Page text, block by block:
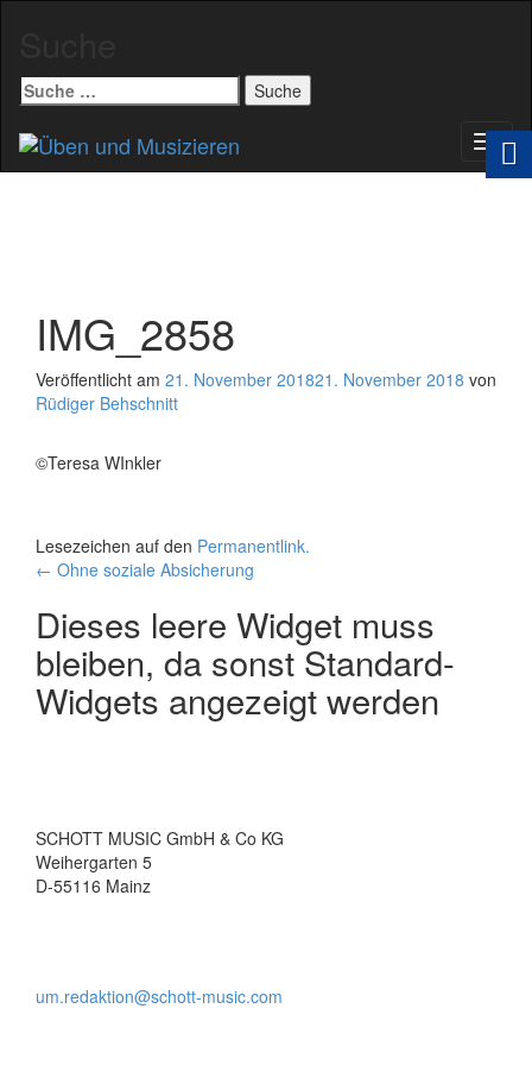
Suche
nach:
IMG_2858
Veröffentlicht am 21. November 201821. November 2018 von
Rüdiger Behschnitt
©Teresa WInkler
Lesezeichen auf den Permanentlink.
Beitrags-
Navigation
← Ohne soziale Absicherung
Dieses leere Widget muss
bleiben, da sonst Standard-
Widgets angezeigt werden
SCHOTT MUSIC GmbH & Co KG
Weihergarten 5
D-55116 Mainz
um.redaktion@schott-music.com